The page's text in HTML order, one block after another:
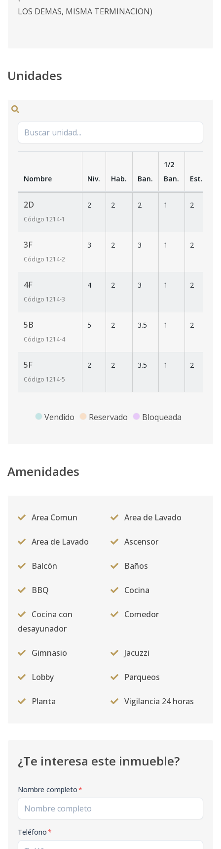
LOS DEMAS, MISMA TERMINACION)
Unidades
Nombre Niv. Hab. Ban.
1/2
Ban.
Est.
2D
Código 1214-1
2 2 2 1 2
3F
Código 1214-2
3 2 3 1 2
4F
Código 1214-3
4 2 3 1 2
5B
Código 1214-4
5 2 3.5 1 2
5F
Código 1214-5
2 2 3.5 1 2
Vendido Reservado Bloqueada
Amenidades
Area Comun Area de Lavado
Area de Lavado Ascensor
Balcón Baños
BBQ Cocina
Cocina con
desayunador
Comedor
Gimnasio Jacuzzi
Lobby Parqueos
Planta Vigilancia 24 horas
¿Te interesa este inmueble?
Nombre completo*
Teléfono*